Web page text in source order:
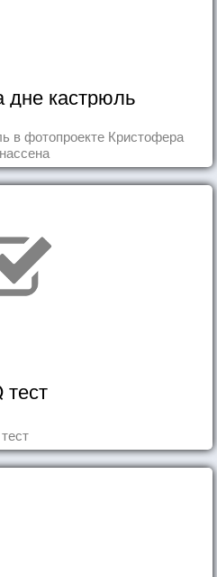
дне кастрюль
в фотопроекте Кристофера
тест
тест